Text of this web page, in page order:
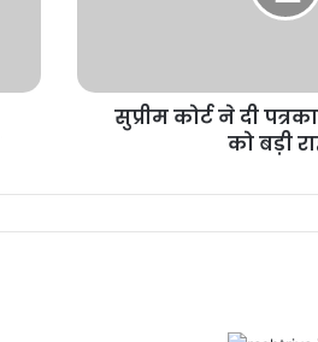
बड़ी
सुप्रीम कोर्ट ने दी
को बड़ी